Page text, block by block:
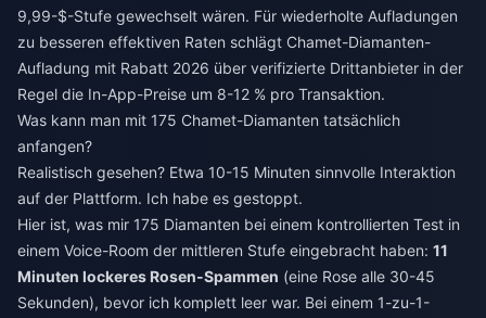
9,99-$-Stufe gewechselt wären. Für wiederholte Aufladungen
zu besseren effektiven Raten schlägt Chamet-Diamanten-
Aufladung mit Rabatt 2026 über verifizierte Drittanbieter in der
Regel die In-App-Preise um 8-12 % pro Transaktion.
Was kann man mit 175 Chamet-Diamanten tatsächlich
anfangen?
Realistisch gesehen? Etwa 10-15 Minuten sinnvolle Interaktion
auf der Plattform. Ich habe es gestoppt.
Hier ist, was mir 175 Diamanten bei einem kontrollierten Test in
einem Voice-Room der mittleren Stufe eingebracht haben: 11
Minuten lockeres Rosen-Spammen (eine Rose alle 30-45
Sekunden), bevor ich komplett leer war. Bei einem 1-zu-1-